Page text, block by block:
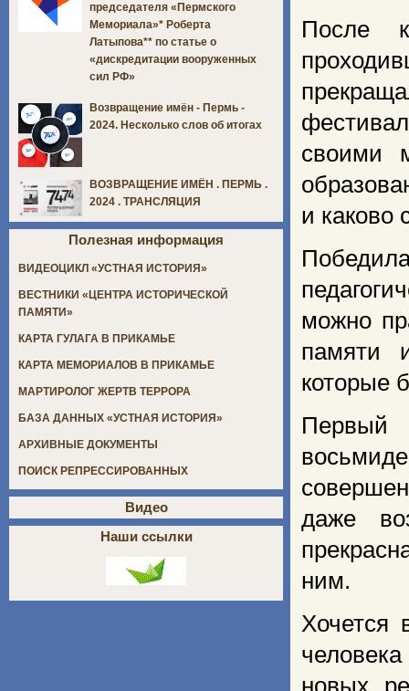
После
своими
и каково
можно
памяти
которые
даже
ним.
Хочется
новых
председателя «Пермского
Мемориала»* Роберта
Латыпова** по статье о
«дискредитации вооруженных
сил РФ»
Возвращение имён - Пермь -
2024. Несколько слов об итогах
ВОЗВРАЩЕНИЕ ИМЁН . ПЕРМЬ .
2024 . ТРАНСЛЯЦИЯ
Полезная информация
ВИДЕОЦИКЛ «УСТНАЯ ИСТОРИЯ»
ВЕСТНИКИ «ЦЕНТРА ИСТОРИЧЕСКОЙ
ПАМЯТИ»
КАРТА ГУЛАГА В ПРИКАМЬЕ
КАРТА МЕМОРИАЛОВ В ПРИКАМЬЕ
МАРТИРОЛОГ ЖЕРТВ ТЕРРОРА
БАЗА ДАННЫХ «УСТНАЯ ИСТОРИЯ»
АРХИВНЫЕ ДОКУМЕНТЫ
ПОИСК РЕПРЕССИРОВАННЫХ
Видео
Наши ссылки